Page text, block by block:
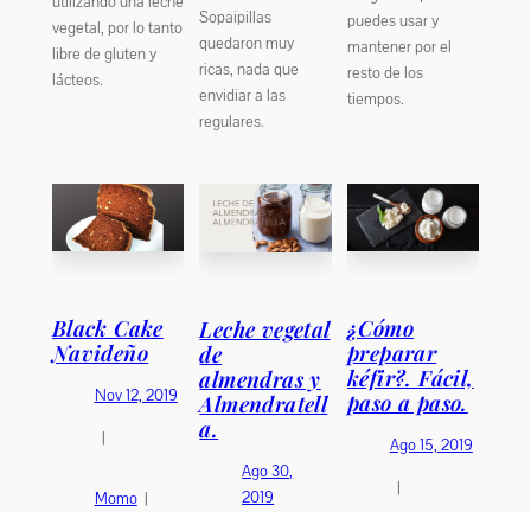
vegetal, por lo tanto
libre de gluten y
lácteos.
Sopaipillas
quedaron muy
ricas, nada que
envidiar a las
regulares.
puedes usar y
mantener por el
resto de los
tiempos.
Black Cake
Navideño
Nov 12, 2019
|
Momo |
Leche vegetal
de
almendras y
Almendratell
a.
Ago 30,
2019
¿Cómo
preparar
kéfir?. Fácil,
paso a paso.
Ago 15, 2019
|